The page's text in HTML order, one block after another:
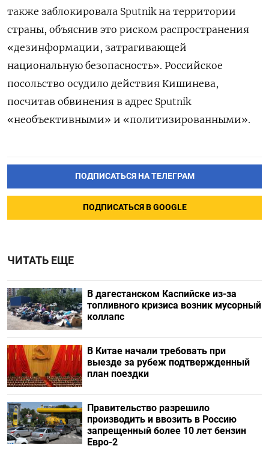
также заблокировала Sputnik на территории
страны, объяснив это риском распространения
«дезинформации, затрагивающей
национальную безопасность». Российское
посольство осудило действия Кишинева,
посчитав обвинения в адрес Sputnik
«необъективными» и «политизированными».
ПОДПИСАТЬСЯ НА ТЕЛЕГРАМ
ПОДПИСАТЬСЯ В GOOGLE
ЧИТАТЬ ЕЩЕ
В дагестанском Каспийске из-за
топливного кризиса возник мусорный
коллапс
В Китае начали требовать при
выезде за рубеж подтвержденный
план поездки
Правительство разрешило
производить и ввозить в Россию
запрещенный более 10 лет бензин
Евро-2